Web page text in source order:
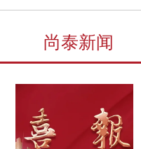
尚泰新闻